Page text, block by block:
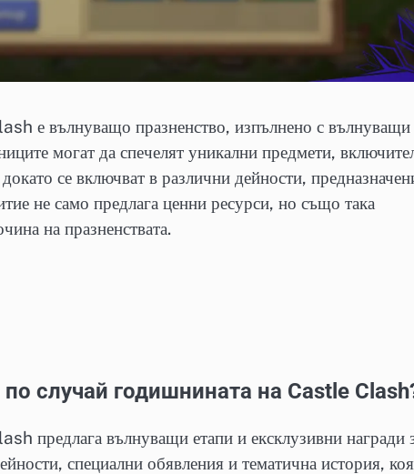
е вълнуващо празненство, изпълнено с вълнуващи
могат да спечелят уникални предмети,
се включват в различни дейности,
не само предлага ценни ресурси, но също така
на празненствата.
случай годишнината на Castle
предлага вълнуващи етапи и ексклузивни награди
специални обявления и тематична история,